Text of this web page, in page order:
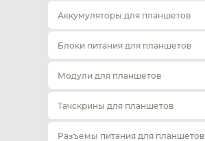
Аккумуляторы для планшетов
Блоки питания для планшетов
Модули для планшетов
Тачскрины для планшетов
Разъемы питания для планшетов